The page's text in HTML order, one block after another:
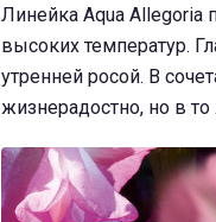
Линейка Aqua Allegoria
высоких температур.
утренней росой. В
жизнерадостно, но в